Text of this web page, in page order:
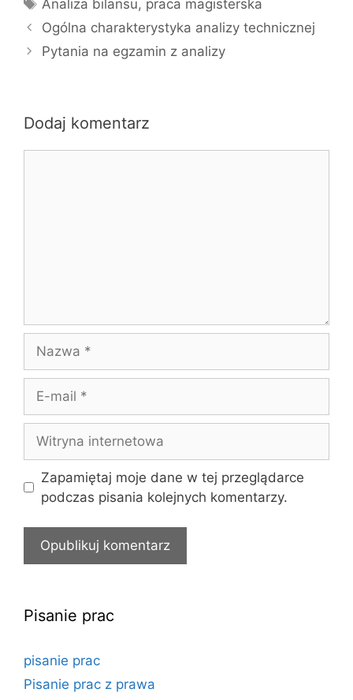
Analiza bilansu, praca magisterska
Ogólna charakterystyka analizy technicznej
Pytania na egzamin z analizy
Dodaj komentarz
mail
internetowa
Zapamiętaj moje dane w tej przeglądarce
podczas pisania kolejnych komentarzy.
Pisanie prac
pisanie prac
Pisanie prac z prawa